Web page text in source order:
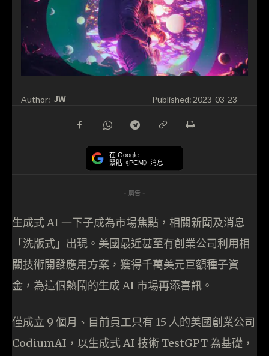
Author: JW Published: 2023-03-23
在 Google
緊貼《PCM》消息
- 廣告 -
生成式 AI 一下子成為市場焦點，相關新聞及消息
「洗版式」出現。美國最近甚至有創業公司利用相
關技術開發應用方案，獲得千萬美元巨額種子資
金，為這個熱鬧的生成 AI 市場再添喜訊。
僅成立 9 個月、目前員工只有 15 人的美國創業公司
CodiumAI，以生成式 AI 技術 TestGPT 為基礎，